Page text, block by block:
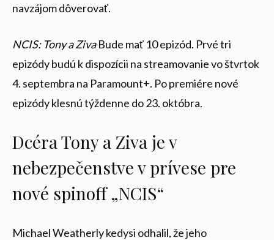
navzájom dôverovať.
NCIS: Tony a ZivaBude mať 10 epizód. Prvé tri
epizódy budú k dispozícii na streamovanie vo štvrtok
4. septembra na Paramount+. Po premiére nové
epizódy klesnú týždenne do 23. októbra.
Dcéra Tony a Ziva je v
nebezpečenstve v prívese pre
nové spinoff „NCIS“
Michael Weatherly kedysi odhalil, že jeho